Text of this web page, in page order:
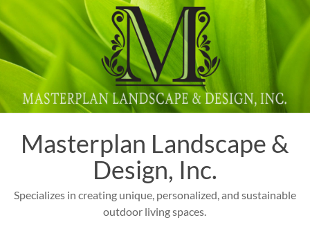
to
content
Masterplan Landscape &
Design, Inc.
Specializes in creating unique, personalized, and sustainable
outdoor living spaces.